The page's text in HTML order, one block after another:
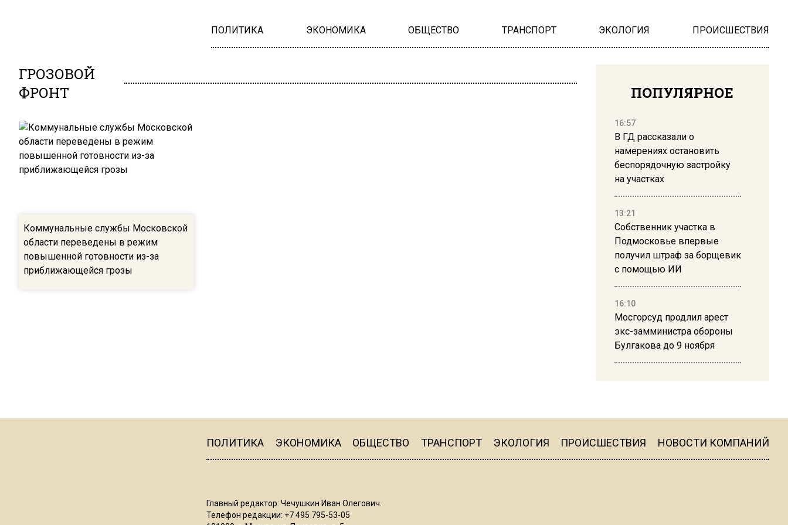
ПОЛИТИКА ЭКОНОМИКА ОБЩЕСТВО ТРАНСПОРТ ЭКОЛОГИЯ ПРОИСШЕСТВИЯ
ГРОЗОВОЙ
ФРОНТ
Коммунальные службы Московской
области переведены в режим
повышенной готовности из-за
приближающейся грозы
ПОПУЛЯРНОЕ
16:57
В ГД рассказали о
намерениях остановить
беспорядочную застройку
на участках
13:21
Собственник участка в
Подмосковье впервые
получил штраф за борщевик
с помощью ИИ
16:10
Мосгорсуд продлил арест
экс-замминистра обороны
Булгакова до 9 ноября
16:19
ПОЛИТИКА ЭКОНОМИКА ОБЩЕСТВО ТРАНСПОРТ ЭКОЛОГИЯ ПРОИСШЕСТВИЯ НОВОСТИ КОМПАНИЙ
Главный редактор: Чечушкин Иван Олегович.
Телефон редакции: +7 495 795-53-05